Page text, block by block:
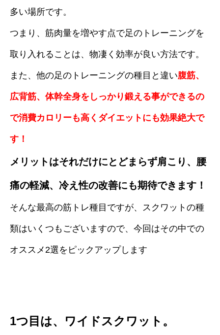
多い場所です。
つまり、筋肉量を増やす点で足のトレーニングを
取り入れることは、物凄く効率が良い方法です。
また、他の足のトレーニングの種目と違い腹筋、
広背筋、体幹全身をしっかり鍛える事ができるの
で消費カロリーも高くダイエットにも効果絶大で
す！
メリットはそれだけにとどまらず肩こり、腰
痛の軽減、冷え性の改善にも期待できます！
そんな最高の筋トレ種目ですが、スクワットの種
類はいくつもございますので、今回はその中での
オススメ2選をピックアップします
1つ目は、ワイドスクワット。